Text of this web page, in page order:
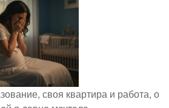
своя квартира и работа, о